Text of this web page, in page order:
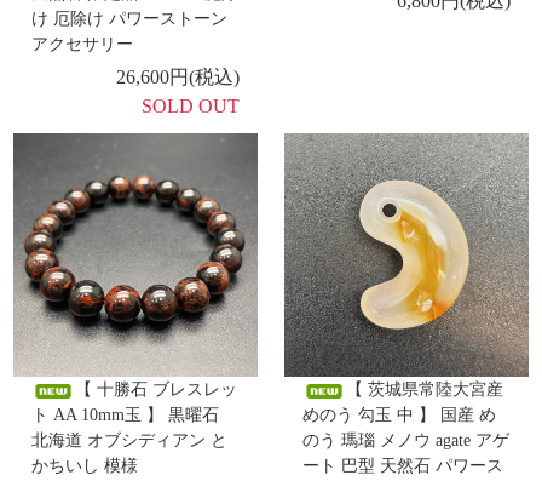
【 隠岐の島産黒曜石 勾玉(中) 巴型 】
-新着商品 -
【 糸魚川翡翠 勾玉 大麻紐ペンダント 】
7/27
-新着商品 -
【 出雲石／碧玉 勾玉 中 AA 巴型 】 【 糸魚川翡翠
勾玉 獣型 】
7/24
-新着商品 -
【 隠岐の島産黒曜石 マクラメ編みペンダント 】
7/23
-新着商品 -
【 出雲石／碧玉 勾玉 中 AA 獣型 】 【 秋田県荒川
鉱山産 紫水晶 勾玉 】
け 厄除け パワーストーン
アクセサリー
26,600円(税込)
SOLD OUT
【 十勝石 ブレスレッ
ト AA 10mm玉 】 黒曜石
北海道 オブシディアン と
かちいし 模様
【 茨城県常陸大宮産
めのう 勾玉 中 】 国産 め
のう 瑪瑙 メノウ agate アゲ
ート 巴型 天然石 パワース